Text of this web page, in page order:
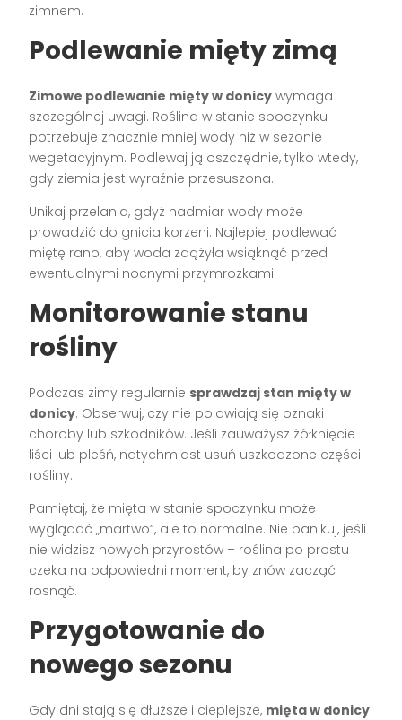
zimnem.
Podlewanie mięty zimą
Zimowe podlewanie mięty w donicy wymaga
szczególnej uwagi. Roślina w stanie spoczynku
potrzebuje znacznie mniej wody niż w sezonie
wegetacyjnym. Podlewaj ją oszczędnie, tylko wtedy,
gdy ziemia jest wyraźnie przesuszona.
Unikaj przelania, gdyż nadmiar wody może
prowadzić do gnicia korzeni. Najlepiej podlewać
miętę rano, aby woda zdążyła wsiąknąć przed
ewentualnymi nocnymi przymrozkami.
Monitorowanie stanu
rośliny
Podczas zimy regularnie sprawdzaj stan mięty w
donicy. Obserwuj, czy nie pojawiają się oznaki
choroby lub szkodników. Jeśli zauważysz żółknięcie
liści lub pleśń, natychmiast usuń uszkodzone części
rośliny.
Pamiętaj, że mięta w stanie spoczynku może
wyglądać „martwo”, ale to normalne. Nie panikuj, jeśli
nie widzisz nowych przyrostów – roślina po prostu
czeka na odpowiedni moment, by znów zacząć
rosnąć.
Przygotowanie do
nowego sezonu
Gdy dni stają się dłuższe i cieplejsze, mięta w donicy